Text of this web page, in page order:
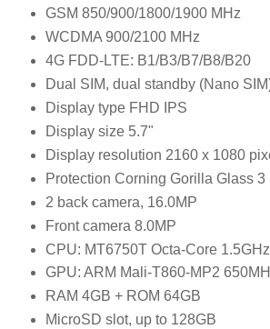
GSM 850/900/1800/1900 MHz
WCDMA 900/2100 MHz
4G FDD-LTE: B1/B3/B7/B8/B20
Dual SIM, dual standby (Nano
Display type FHD IPS
Display size 5.7"
Display resolution 2160 x 1080
Protection Corning Gorilla Glass 3
2 back camera, 16.0MP
Front camera 8.0MP
CPU: MT6750T Octa-Core 1.5GHz
GPU: ARM Mali-T860-MP2
RAM 4GB + ROM 64GB
MicroSD slot, up to 128GB